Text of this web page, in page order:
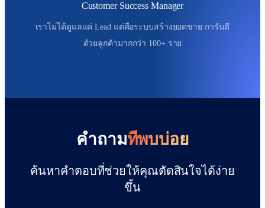
Customer Success Manager
เราไม่ได้ดูแลแค่ Lead แต่คือระบบสร้างยอดขาย การันตี
ด้วยลูกค้ามากกว่า 100+ ราย
คำถามที่พบบ่อย
ค้นหาคำตอบที่ช่วยให้คุณตัดสินใจได้ง่าย
ขึ้น